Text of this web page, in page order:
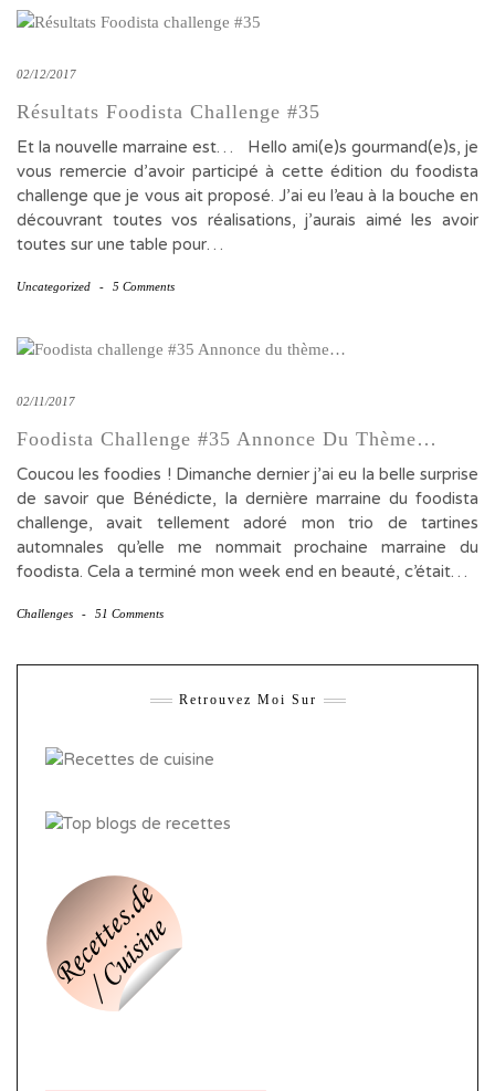
02/12/2017
Résultats Foodista Challenge #35
Et la nouvelle marraine est… Hello ami(e)s gourmand(e)s, je
vous remercie d’avoir participé à cette édition du foodista
challenge que je vous ait proposé. J’ai eu l’eau à la bouche en
découvrant toutes vos réalisations, j’aurais aimé les avoir
toutes sur une table pour…
Uncategorized - 5 Comments
02/11/2017
Foodista Challenge #35 Annonce Du Thème…
Coucou les foodies ! Dimanche dernier j’ai eu la belle surprise
de savoir que Bénédicte, la dernière marraine du foodista
challenge, avait tellement adoré mon trio de tartines
automnales qu’elle me nommait prochaine marraine du
foodista. Cela a terminé mon week end en beauté, c’était…
Challenges - 51 Comments
Retrouvez Moi Sur